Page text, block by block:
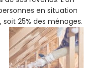
en situation
25% des ménages.